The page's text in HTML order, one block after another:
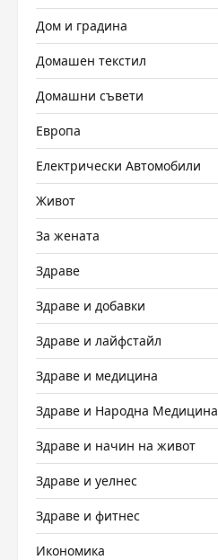
Дом и градина
Домашен текстил
Домашни съвети
Европа
Електрически Автомобили
Живот
За жената
Здраве
Здраве и добавки
Здраве и лайфстайл
Здраве и медицина
Здраве и Народна Медицина
Здраве и начин на живот
Здраве и уелнес
Здраве и фитнес
Икономика